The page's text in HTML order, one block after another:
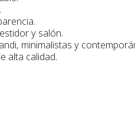
y salón.
minimalistas y
alta calidad.